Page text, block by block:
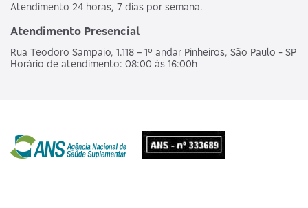
Atendimento 24 horas, 7 dias por semana.
Atendimento Presencial
Rua Teodoro Sampaio, 1.118 – 1º andar Pinheiros, São Paulo - SP
Horário de atendimento: 08:00 às 16:00h